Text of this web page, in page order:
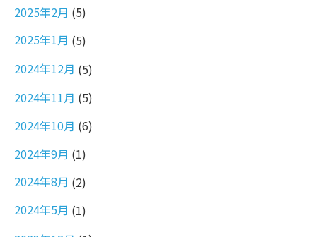
2025年2月 (5)
2025年1月 (5)
2024年12月 (5)
2024年11月 (5)
2024年10月 (6)
2024年9月 (1)
2024年8月 (2)
2024年5月 (1)